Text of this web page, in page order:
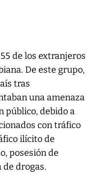
de los extranjeros
De este grupo,
tras
una amenaza
público, debido a
con tráfico
ilícito de
posesión de
de drogas.